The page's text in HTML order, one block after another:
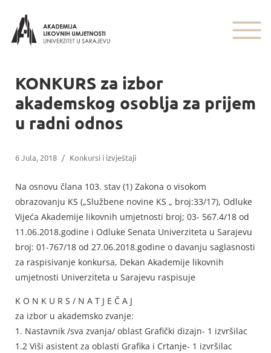
KONKURS za izbor
akademskog osoblja za prijem
u radni odnos
6 Jula, 2018 / Konkursi i izvještaji
Na osnovu člana 103. stav (1) Zakona o visokom
obrazovanju KS („Službene novine KS „ broj:33/17), Odluke
Vijeća Akademije likovnih umjetnosti broj; 03- 567.4/18 od
11.06.2018.godine i Odluke Senata Univerziteta u Sarajevu
broj: 01-767/18 od 27.06.2018.godine o davanju saglasnosti
za raspisivanje konkursa, Dekan Akademije likovnih
umjetnosti Univerziteta u Sarajevu raspisuje
K O N K U R S / N A T J E Č A J
za izbor u akademsko zvanje:
1. Nastavnik /sva zvanja/ oblast Grafički dizajn- 1 izvršilac
1.2 Viši asistent za oblasti Grafika i Crtanje- 1 izvršilac